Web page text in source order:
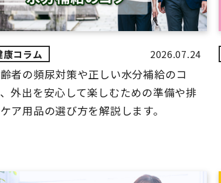
2026.07.24
者の頻尿対策や正しい水分補給のコ
外出を安心して楽しむための準備や排
ア用品の選び方を解説します。